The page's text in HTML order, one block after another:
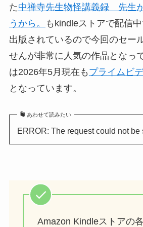
た中禅寺先生物怪講義録 先生
うから。
もkindleストアで配信
出版されているので今回のセー
せんが非常に人気の作品となっ
は2026年5月現在も プライムビ
となっています。
あわせて読みたい
ERROR: The request could not be
Amazon Kindleストアの